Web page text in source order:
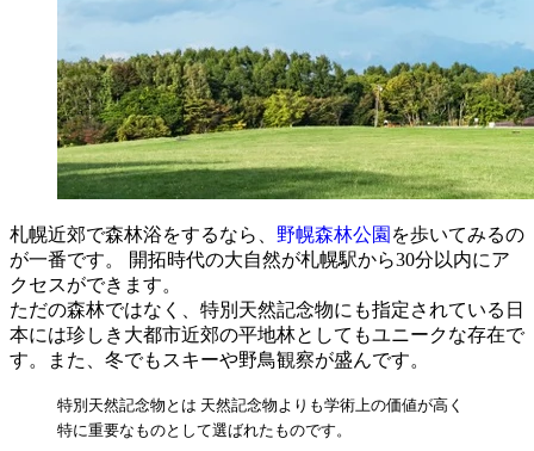
札幌近郊で森林浴をするなら、 野幌森林公園 を歩いてみるの
が一番です。 開拓時代の大自然が札幌駅から30分以内にア
クセスができます。
ただの森林ではなく、特別天然記念物にも指定されている日
本には珍しき大都市近郊の平地林としてもユニークな存在で
す。また、冬でもスキーや野鳥観察が盛んです。
特別天然記念物とは 天然記念物よりも学術上の価値が高く
特に重要なものとして選ばれたものです。